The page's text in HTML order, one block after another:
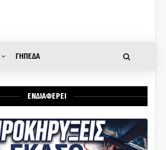
ΓΗΠΕΔΑ
ΕΝΔΙΑΦΕΡΕΙ